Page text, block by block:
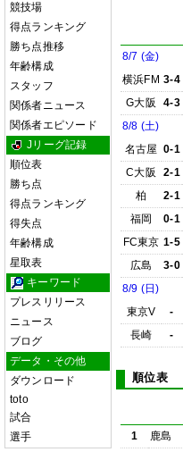
競技場
得点ランキング
勝ち点推移
年齢構成
スタッフ
関係者ニュース
関係者エピソード
Jリーグ記録
順位表
勝ち点
得点ランキング
得失点
年齢構成
星取表
キーワード
プレスリリース
ニュース
ブログ
データ・その他
ダウンロード
toto
試合
選手
8/7 (金)
横浜FM 3-4
G大阪
4-3
8/8 (土)
名古屋 0-1
C大阪
2-1
柏
2-1
福岡
0-1
FC東京 1-5
広島
3-0
8/9 (日)
東京V
-
長崎
-
順位表
1 鹿島